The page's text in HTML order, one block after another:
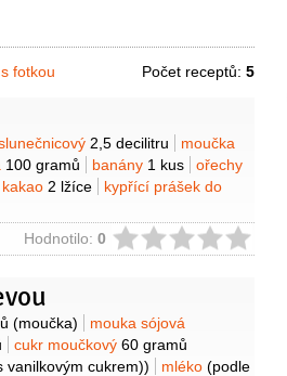
fotkou Počet receptů: 5
2,5 decilitru
moučka
100 gramů banány 1 kus
ořechy
kakao 2 lžíce
kypřící prášek do
Hodnotilo: 0
(moučka)
mouka sójová
cukr moučkový 60 gramů
vanilkovým cukrem))
mléko (podle